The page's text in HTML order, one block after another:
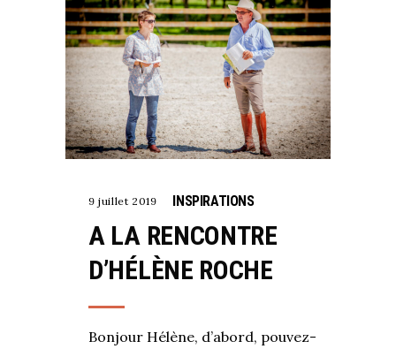
9 juillet 2019 INSPIRATIONS
A LA RENCONTRE
D’HÉLÈNE ROCHE
Bonjour Hélène, d’abord, pouvez-